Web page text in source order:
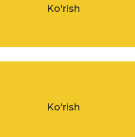
Ko'rish
Ko'rish